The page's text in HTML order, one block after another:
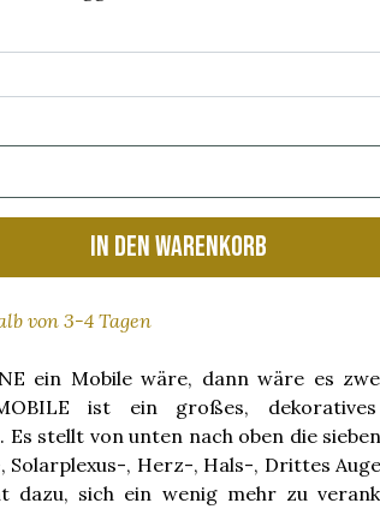
In den Warenkorb
von 3-4 Tagen
ein Mobile wäre, dann wäre es
MOBILE ist ein großes,
Es stellt von unten nach oben die
Solarplexus-, Herz-, Hals-, Drittes
dazu, sich ein wenig mehr zu